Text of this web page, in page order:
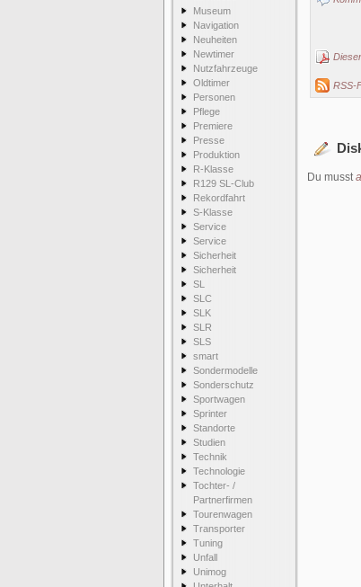
Museum
Navigation
Neuheiten
Newtimer
Nutzfahrzeuge
Oldtimer
Personen
Pflege
Premiere
Presse
Produktion
R-Klasse
R129 SL-Club
Rekordfahrt
S-Klasse
Service
Service
Sicherheit
Sicherheit
SL
SLC
SLK
SLR
SLS
smart
Sondermodelle
Sonderschutz
Sportwagen
Sprinter
Standorte
Studien
Technik
Technologie
Tochter- /
Partnerfirmen
Tourenwagen
Transporter
Tuning
Unfall
Unimog
RSS-
Du musst